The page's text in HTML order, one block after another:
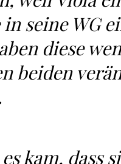
seine WG
diese
beiden
kam, dass